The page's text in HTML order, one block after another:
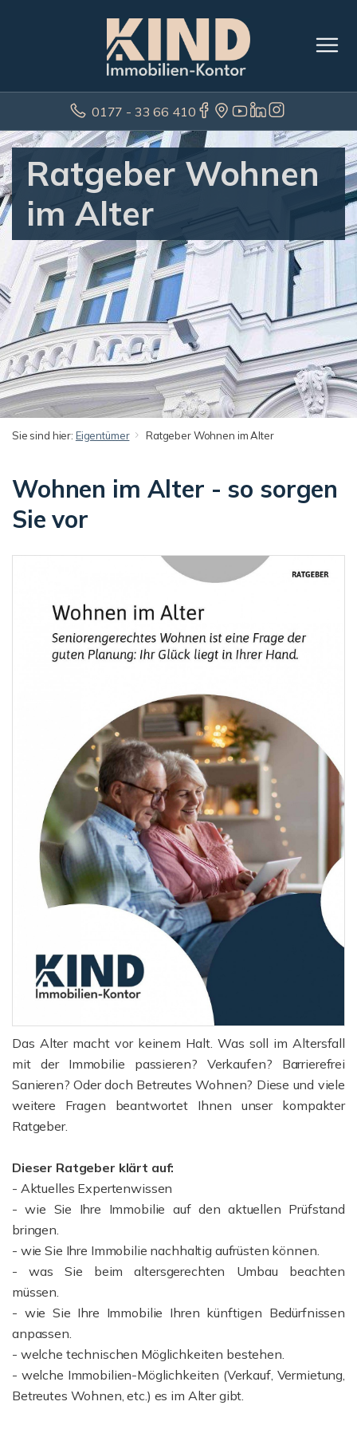
0177 - 33 66 410
Ratgeber Wohnen
im Alter
Sie sind hier: Eigentümer Ratgeber Wohnen im Alter
Wohnen im Alter - so sorgen
Sie vor
Das Alter macht vor keinem Halt. Was soll im Altersfall
mit der Immobilie passieren? Verkaufen? Barrierefrei
Sanieren? Oder doch Betreutes Wohnen? Diese und viele
weitere Fragen beantwortet Ihnen unser kompakter
Ratgeber.
Dieser Ratgeber klärt auf:
- Aktuelles Expertenwissen
- wie Sie Ihre Immobilie auf den aktuellen Prüfstand
bringen.
- wie Sie Ihre Immobilie nachhaltig aufrüsten können.
- was Sie beim altersgerechten Umbau beachten
müssen.
- wie Sie Ihre Immobilie Ihren künftigen Bedürfnissen
anpassen.
- welche technischen Möglichkeiten bestehen.
- welche Immobilien-Möglichkeiten (Verkauf, Vermietung,
Betreutes Wohnen, etc.) es im Alter gibt.